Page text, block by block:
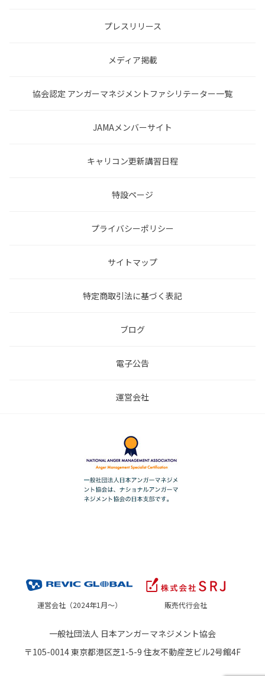
プレスリリース
メディア掲載
協会認定 アンガーマネジメントファシリテーター一覧
JAMAメンバーサイト
キャリコン更新講習日程
特設ページ
プライバシーポリシー
サイトマップ
特定商取引法に基づく表記
ブログ
電子公告
運営会社